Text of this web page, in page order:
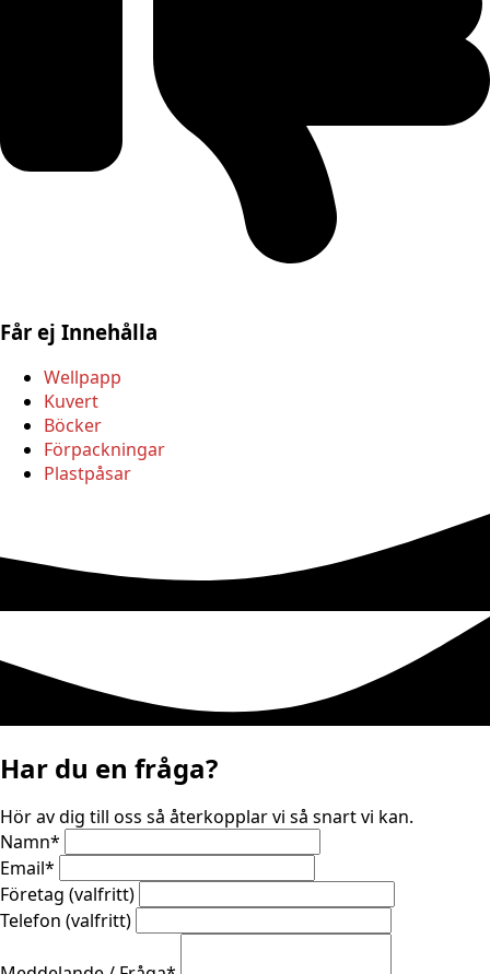
Får ej Innehålla
Wellpapp
Kuvert
Böcker
Förpackningar
Plastpåsar
Har du en fråga?
Hör av dig till oss så återkopplar vi så snart vi kan.
Namn*
Email*
Företag (valfritt)
Telefon (valfritt)